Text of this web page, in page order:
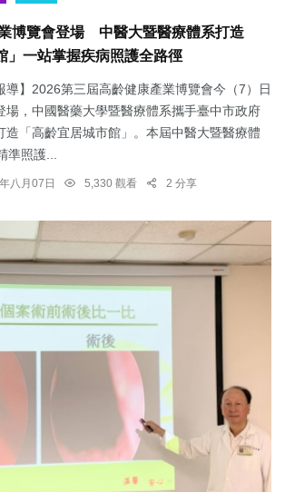
博覽會登場 中醫大暨醫療體系打造
」一站掌握疾病照護全路徑
導】2026第三屆高齡健康產業博覽會今（7）日
場，中國醫藥大學暨醫療體系攜手臺中市政府
造「高齡宜居城市館」。本屆中醫大暨醫療體
準照護...
八月07日 5,330 觀看 2 分享